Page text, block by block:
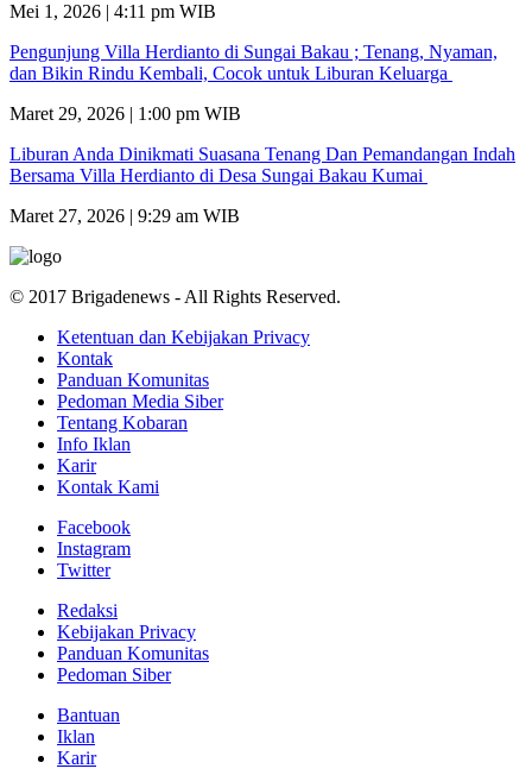
Mei 1, 2026 | 4:11 pm WIB
Pengunjung Villa Herdianto di Sungai Bakau ; Tenang, Nyaman,
dan Bikin Rindu Kembali, Cocok untuk Liburan Keluarga
Maret 29, 2026 | 1:00 pm WIB
Liburan Anda Dinikmati Suasana Tenang Dan Pemandangan Indah
Bersama Villa Herdianto di Desa Sungai Bakau Kumai
Maret 27, 2026 | 9:29 am WIB
© 2017 Brigadenews - All Rights Reserved.
Ketentuan dan Kebijakan Privacy
Kontak
Panduan Komunitas
Pedoman Media Siber
Tentang Kobaran
Info Iklan
Karir
Kontak Kami
Facebook
Instagram
Twitter
Redaksi
Kebijakan Privacy
Panduan Komunitas
Pedoman Siber
Bantuan
Iklan
Karir